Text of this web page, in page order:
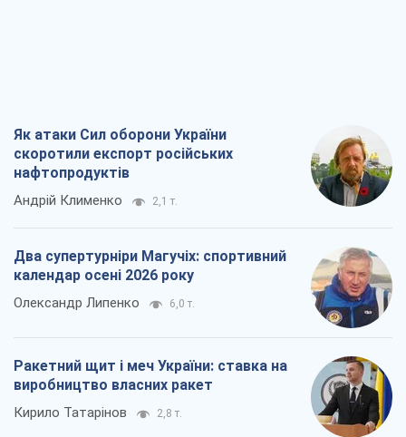
Як атаки Сил оборони України
скоротили експорт російських
нафтопродуктів
Андрій Клименко 2,1 т.
Два супертурніри Магучіх: спортивний
календар осені 2026 року
Олександр Липенко 6,0 т.
Ракетний щит і меч України: ставка на
виробництво власних ракет
Кирило Татарінов 2,8 т.